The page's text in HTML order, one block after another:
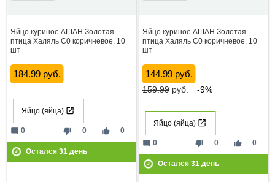
Яйцо куриное АШАН Золотая
птица Халяль С0 коричневое, 10
шт
184.99 руб.
Яйцо (яйца)
thumb_down 0 thumb_up 0
mode_comment 0
Остался 31день
Яйцо куриное АШАН Золотая
птица Халяль С0 коричневое, 10
шт
144.99 руб.
159.99руб. -9%
Яйцо (яйца)
thumb_down 0 thumb_up 0
mode_comment 0
Остался 31день